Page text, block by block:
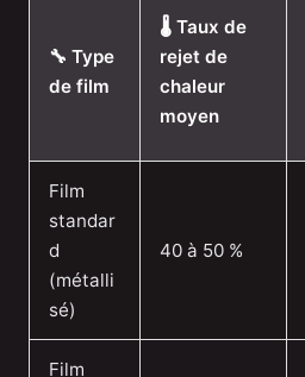
🔧 Type
de film
🌡️ Taux de
rejet de
chaleur
moyen
Film
standar
d
(métalli
sé)
40 à 50 %
Film